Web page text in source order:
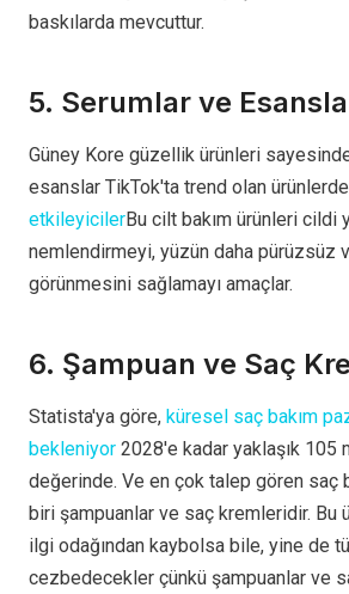
baskılarda mevcuttur.
5. Serumlar ve
Güney Kore güzellik ürünleri
esanslar TikTok'ta trend olan
etkileyicilerBu cilt bakım ürünleri cildi
nemlendirmeyi, yüzün daha pürüzsüz
görünmesini sağlamayı amaçlar.
6. Şampuan ve Saç
Statista'ya göre, küresel saç bakım
bekleniyor 2028'e kadar yaklaşık 105
değerinde. Ve en çok talep gören saç
biri şampuanlar ve saç kremleridir. Bu
ilgi odağından kaybolsa bile, yine de
cezbedecekler çünkü şampuanlar ve